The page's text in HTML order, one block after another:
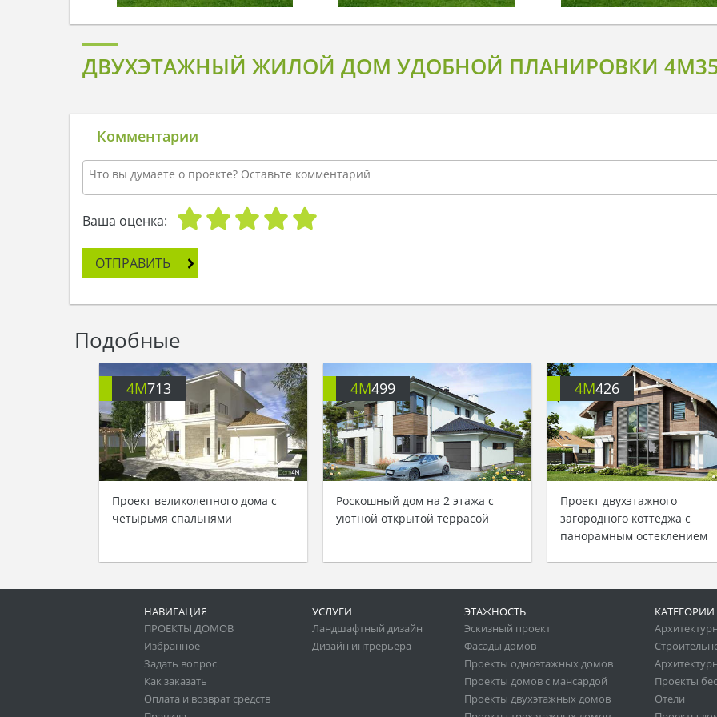
ДВУХЭТАЖНЫЙ ЖИЛОЙ ДОМ УДОБНОЙ ПЛАНИРОВКИ
Комментарии
Ваша оценка:
ОТПРАВИТЬ
Подобные
4M713
Проект великолепного дома с
четырьмя спальнями
4M499
Роскошный дом на 2 этажа с
уютной открытой террасой
4M426
Проект двухэтажного
загородного коттеджа с
панорамным остеклением
НАВИГАЦИЯ
ПРОЕКТЫ ДОМОВ
Избранное
Задать вопрос
Как заказать
Оплата и возврат средств
УСЛУГИ
Ландшафтный дизайн
Дизайн интрерьера
ЭТАЖНОСТЬ
Эскизный проект
Фасады домов
Проекты одноэтажных домов
Проекты домов с мансардой
Проекты двухэтажных домов
КАТЕГОРИИ
Проекты
Отели